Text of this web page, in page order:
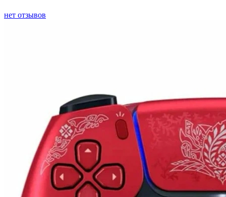
нет отзывов